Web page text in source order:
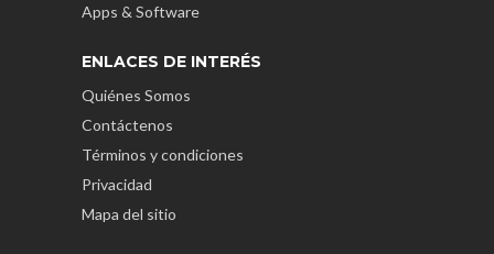
Apps & Software
ENLACES DE INTERÉS
Quiénes Somos
Contáctenos
Términos y condiciones
Privacidad
Mapa del sitio